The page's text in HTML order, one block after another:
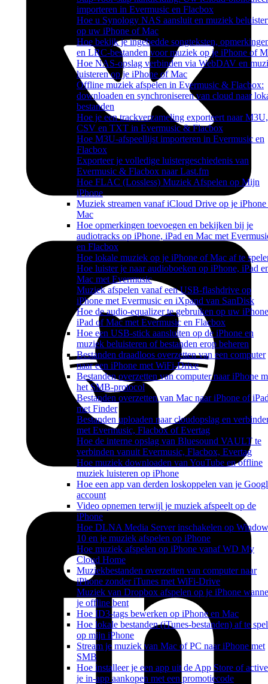
importeren in Evermusic en Flacbox
Hoe u Synology NAS aansluit en muziek
op uw iPhone of Mac
Hoe bekijk je ingebedde songteksten,
en LRC-bestanden voor muziek op je iPhone of
Hoe NAS-opslag verbinden via WebDAV en
luisteren op je iPhone of Mac
Offline muziek afspelen in Evermusic & Flacbox:
downloaden en synchroniseren van cloud naar
bestanden
Hoe je een trackverzameling exporteert naar M3U,
CSV en TXT in Evermusic & Flacbox
Hoe M3U-afspeellijst importeren in Evermusic en
Flacbox
Exporteer je volledige luistergeschiedenis van
Evermusic & Flacbox naar Last.fm
Hoe FLAC (Lossless) Muziek Afspelen op Mijn
iPhone
Muziek streamen vanaf iCloud Drive op je
Mac
Hoe opmerkingen toevoegen en bekijken bij je
audiotracks op iPhone, iPad en Mac met
en Flacbox
Hoe lokale muziek op je iPhone of Mac af te
Hoe luister je naar audioboeken op iPhone, iPad
Mac met Evermusic
Muziek afspelen vanaf een USB-flashdrive op
iPhone met Evermusic en iXpand van SanDisk
Hoe de audio-equalizer te gebruiken op uw
iPad of Mac met Evermusic en Flacbox
Hoe een USB-stick aansluiten op de iPhone en
muziek beluisteren of bestanden erop beheren
Bestanden draadloos overzetten van een computer
naar een iPhone met WiFi-Drive
Bestanden overzetten van computer naar iPhone
het SMB-protocol
Bestanden overzetten van Mac naar iPhone of
met Finder
Bestanden uploaden naar cloudopslag en
met Evermusic, Flacbox of Evertag
Hoe de interne opslag van Bluesound VAULT te
verbinden vanuit Evermusic, Flacbox, Evertag
Hoe muziek downloaden van YouTube en offline
muziek luisteren op iPhone
Hoe een app van derden loskoppelen van je
account
Video opnemen terwijl je muziek afspeelt op de
iPhone
Hoe DLNA Media Server inschakelen op
10 en je muziek afspelen op iPhone
Hoe muziek afspelen op iPhone vanaf WD My
Cloud Home
Muziekbestanden overzetten van computer naar
iPhone zonder iTunes met WiFi-Drive
Muziek van Dropbox afspelen op je iPhone
je offline bent
Hoe ID3-tags bewerken op iPhone en Mac
Hoe lokale bestanden (iTunes-bestanden) af te
op mijn iPhone
Stream je muziek van Mac of PC naar iPhone met
SMB
Hoe installeer je een app uit de App Store of
je in-app aankopen met een promotiecode